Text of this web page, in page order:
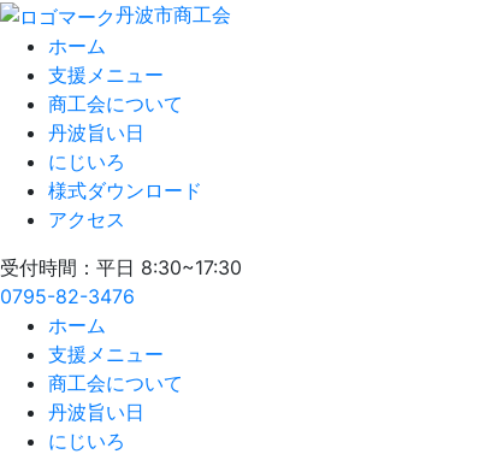
丹波市商工会
ホーム
支援メニュー
商工会について
丹波旨い日
にじいろ
様式ダウンロード
アクセス
受付時間：平日 8:30~17:30
0795-82-3476
ホーム
支援メニュー
商工会について
丹波旨い日
にじいろ